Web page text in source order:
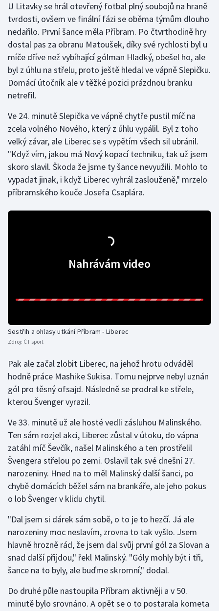
Jezdectví
Judo
Krasobruslení
Lezení
Lyže a snowboard
Moderní pětiboj
Motorsport
Olympijské hry
Parasport
Plážový volejbal
Rychlostní kanoistika
Sportovní střelba
Stolní tenis
Triatlon
Veslování
Vodní slalom
Volejbal
Ostatní
U Litavky se hrál otevřený fotbal plný soubojů na hraně
tvrdosti, ovšem ve finální fázi se oběma týmům dlouho
nedařilo. První šance měla Příbram. Po čtvrthodině hry
dostal pas za obranu Matoušek, díky své rychlosti byl u
míče dříve než vybíhající gólman Hladký, obešel ho, ale
byl z úhlu na střelu, proto ještě hledal ve vápně Slepičku.
Domácí útočník ale v těžké pozici prázdnou branku
netrefil.
Ve 24. minutě Slepička ve vápně chytře pustil míč na
zcela volného Nového, který z úhlu vypálil. Byl z toho
velký závar, ale Liberec se s vypětím všech sil ubránil.
"Když vím, jakou má Nový kopací techniku, tak už jsem
skoro slavil. Škoda že jsme ty šance nevyužili. Mohlo to
vypadat jinak, i když Liberec vyhrál zaslouženě," mrzelo
příbramského kouče Josefa Csaplára.
Nahrávám video
Sestřih a ohlasy utkání Příbram - Liberec
Zdroj: ČT sport
Pak ale začal zlobit Liberec, na jehož hrotu odváděl
hodně práce Mashike Sukisa. Tomu nejprve nebyl uznán
gól pro těsný ofsajd. Následně se prodral ke střele,
kterou Švenger vyrazil.
Ve 33. minutě už ale hosté vedli zásluhou Malinského.
Ten sám rozjel akci, Liberec zůstal v útoku, do vápna
zatáhl míč Ševčík, našel Malinského a ten prostřelil
Švengera střelou po zemi. Oslavil tak své dnešní 27.
narozeniny. Hned na to měl Malinský další šanci, po
chybě domácích běžel sám na brankáře, ale jeho pokus
o lob Švenger v klidu chytil.
"Dal jsem si dárek sám sobě, o to je to hezčí. Já ale
narozeniny moc neslavím, zrovna to tak vyšlo. Jsem
hlavně hrozně rád, že jsem dal svůj první gól za Slovan a
snad další přijdou," řekl Malinský. "Góly mohly být i tři,
šance na to byly, ale buďme skromní," dodal.
Do druhé půle nastoupila Příbram aktivněji a v 50.
minutě bylo srovnáno. A opět se o to postarala kometa